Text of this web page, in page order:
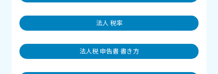
法人 税率
法人税 申告書 書き方